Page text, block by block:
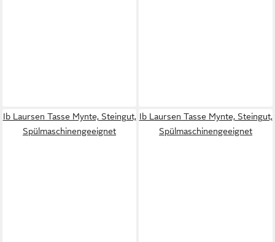
Ib Laursen Tasse Mynte, Steingut,
Spülmaschinengeeignet
Ib Laursen Tasse Mynte, Steingut,
Spülmaschinengeeignet